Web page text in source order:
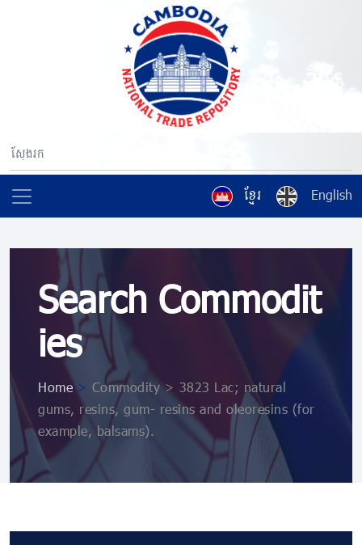
ខ្មែរ English
Search Commodit
ies
Home> Commodity > 3823 Lac; natural
gums, resins, gum​​​​​​- resins and oleoresins (for
example, balsams).